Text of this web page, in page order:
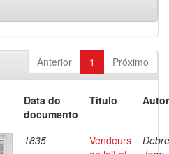
Anterior 1 Próximo
Data do
documento
Título
1835
Vendeurs